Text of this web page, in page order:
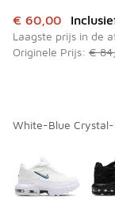
Dit artikel is in
€ 60,00
Laagste prijs in de
Originele Prijs: €
White-Blue Crystal-